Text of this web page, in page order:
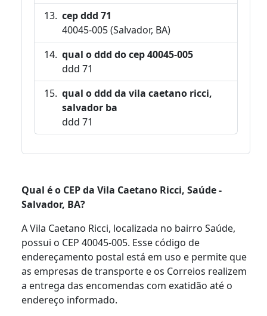
cep ddd 71
40045-005 (Salvador, BA)
qual o ddd do cep 40045-005
ddd 71
qual o ddd da vila caetano ricci,
salvador ba
ddd 71
Qual é o CEP da Vila Caetano Ricci, Saúde -
Salvador, BA?
A Vila Caetano Ricci, localizada no bairro Saúde,
possui o CEP 40045-005. Esse código de
endereçamento postal está em uso e permite que
as empresas de transporte e os Correios realizem
a entrega das encomendas com exatidão até o
endereço informado.